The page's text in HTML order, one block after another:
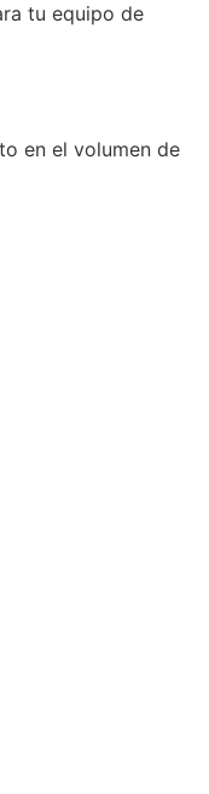
tu equipo de
en el volumen de